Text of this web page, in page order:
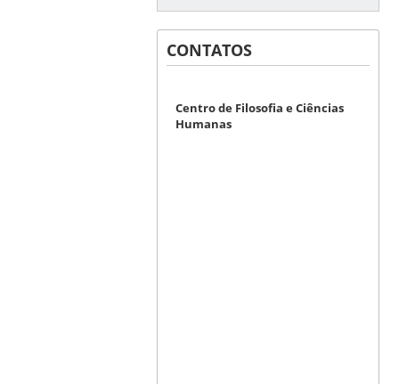
CONTATOS
Centro de Filosofia e Ciências
Humanas